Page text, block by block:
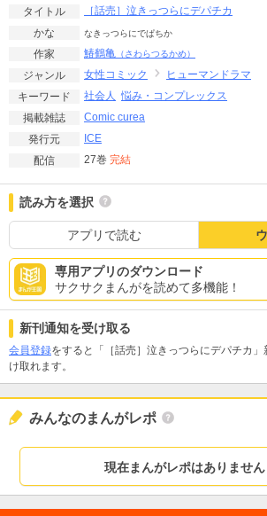
タイトル
［話売］泣きっつらにデパチカ
かな
なきっつらにでぱちか
作家 鰆鶴亀 （さわらつるかめ）
ジャンル 女性コミック
ヒューマンドラマ
キーワード
社会人 悩み・コンプレックス
掲載雑誌
Comic curea
発行元
ICE
配信
27巻 完結
読み方を選択
アプリで読む
専用アプリのダウンロード
サクサクまんがを読めて多機能！
新刊通知を受け取る
会員登録をすると「［話売］泣きっつらにデパチカ
け取れます。
みんなのまんがレポ
現在まんがレポはありません